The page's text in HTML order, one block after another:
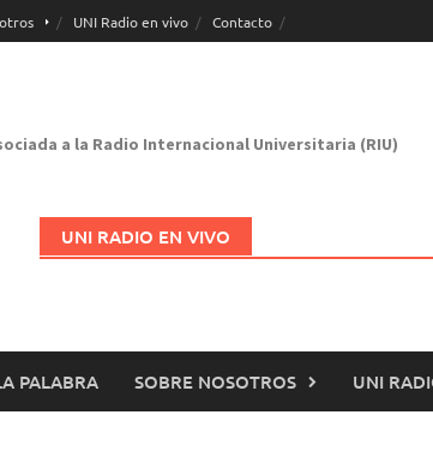
UNI Radio en vivo Contacto
a la Radio Internacional Universitaria (RIU)
UNI RADIO EN VIVO
PALABRA SOBRE NOSOTROS UNI